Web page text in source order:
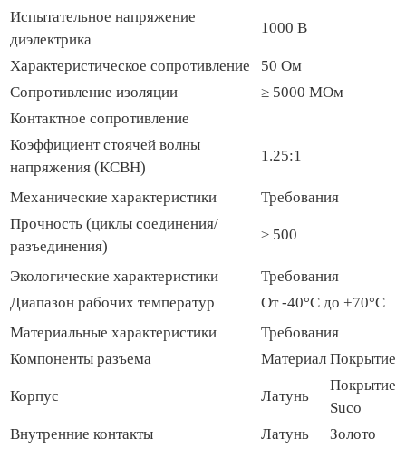
Испытательное напряжение
диэлектрика
1000 В
Характеристическое сопротивление
50 Ом
Сопротивление изоляции
≥ 5000 МОм
Контактное сопротивление
Коэффициент стоячей волны
напряжения (КСВН)
1.25:1
Механические характеристики
Требования
Прочность (циклы соединения/
разъединения)
≥ 500
Экологические характеристики
Требования
Диапазон рабочих температур
От -40°C до +70°C
Материальные характеристики
Требования
Компоненты разъема
Материал Покрытие
Корпус Латунь
Покрытие
Sucо
Внутренние контакты
Латунь
Золото